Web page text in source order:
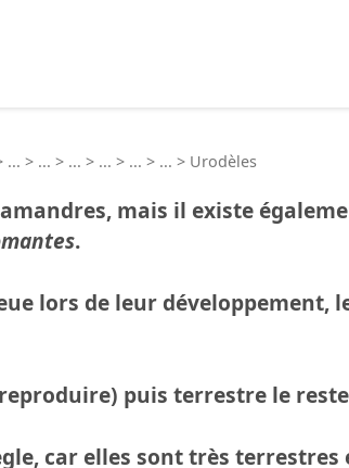
... > ... > ... > ... > ... > ... > Urodèles
, mais il existe
.
lors de leur développement,
puis terrestre le
car elles sont très